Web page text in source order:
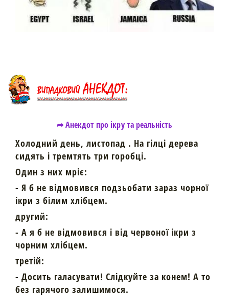
➦ Анекдот про ікру та реальність
Холодний день, листопад . На гілці дерева
сидять і тремтять три горобці.
Один з них мріє:
- Я б не відмовився подзьобати зараз чорної
ікри з білим хлібцем.
другий:
- А я б не відмовився і від червоної ікри з
чорним хлібцем.
третій:
- Досить галасувати! Слідкуйте за конем! А то
без гарячого залишимося.